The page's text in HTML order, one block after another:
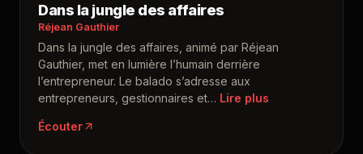
Dans la jungle des affaires
Réjean Gauthier
Dans la jungle des affaires, animé par Réjean
Gauthier, met en lumière l’humain derrière
l’entrepreneur. Le balado s’adresse aux
entrepreneurs, gestionnaires et…
Écouter